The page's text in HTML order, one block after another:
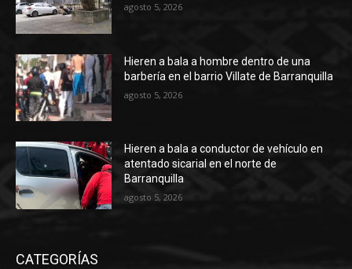
agosto 5, 2026
Hieren a bala a hombre dentro de una
barbería en el barrio Villate de Barranquilla
agosto 5, 2026
Hieren a bala a conductor de vehículo en
atentado sicarial en el norte de
Barranquilla
agosto 5, 2026
CATEGORÍAS